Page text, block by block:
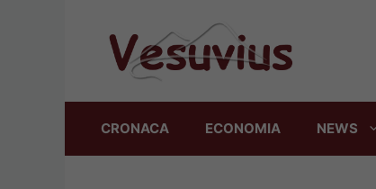
CRONACA ECONOMIA NEWS